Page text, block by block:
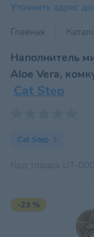
Уточнить адрес
Главная
Наполнитель
Aloe Vera,
Cat Step
Cat Step
-23 %